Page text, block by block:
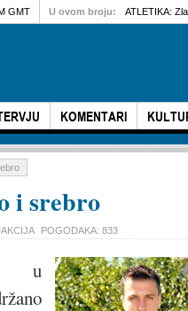
KOMENTARI
GMT U ovom broju: ATLETIKA:
i srebro
POGODAKA: 833
u